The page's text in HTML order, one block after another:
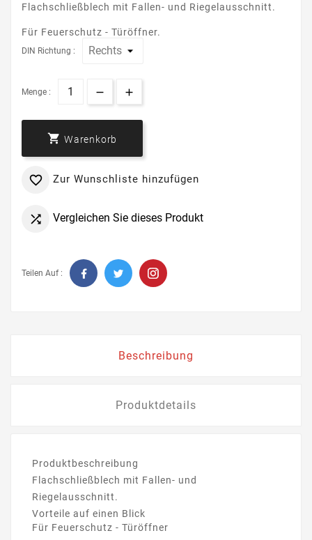
Flachschließblech mit Fallen- und Riegelausschnitt.
Für Feuerschutz - Türöffner.
DIN Richtung :
Menge :
 Warenkorb
 Zur Wunschliste hinzufügen
 Vergleichen Sie dieses Produkt
Teilen Auf :
Beschreibung
Produktdetails
Produktbeschreibung
Flachschließblech mit Fallen- und
Riegelausschnitt.
Vorteile auf einen Blick
Für Feuerschutz - Türöffner